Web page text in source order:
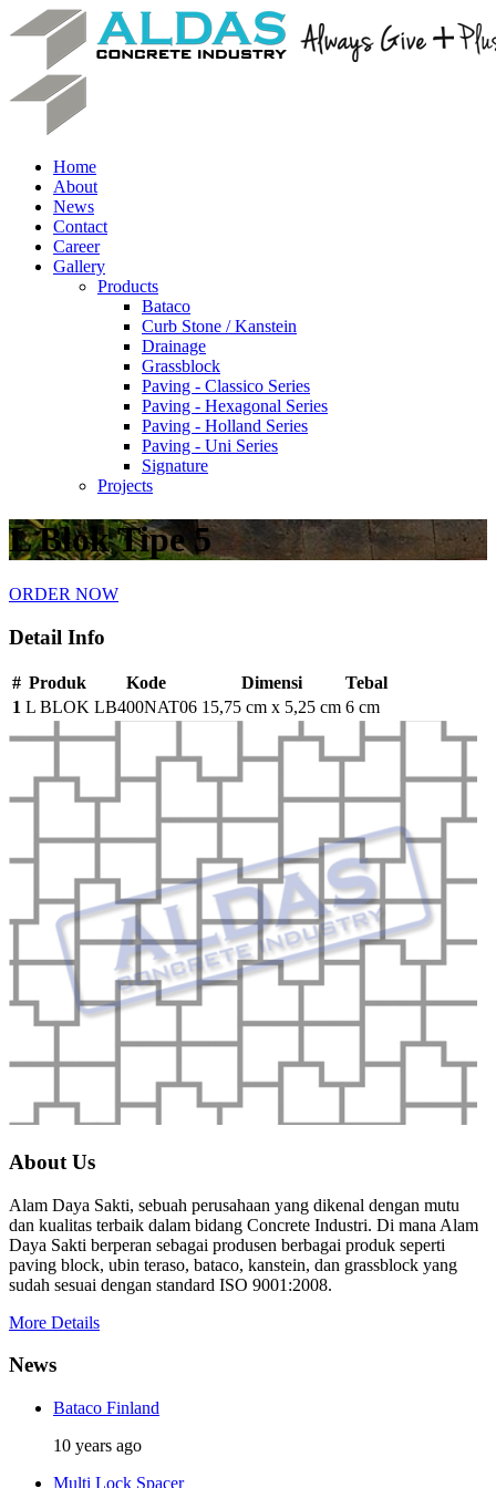
Home
About
News
Contact
Career
Gallery
Products
Bataco
Curb Stone / Kanstein
Drainage
Grassblock
Paving - Classico Series
Paving - Hexagonal Series
Paving - Holland Series
Paving - Uni Series
Signature
Projects
L Blok Tipe 5
ORDER NOW
Detail Info
# Produk Kode Dimensi
Tebal
1 L BLOK LB400NAT06 15,75 cm x 5,25 cm 6 cm
About Us
Alam Daya Sakti, sebuah perusahaan yang dikenal dengan mutu
dan kualitas terbaik dalam bidang Concrete Industri. Di mana Alam
Daya Sakti berperan sebagai produsen berbagai produk seperti
paving block, ubin teraso, bataco, kanstein, dan grassblock yang
sudah sesuai dengan standard ISO 9001:2008.
More Details
News
Bataco Finland
10 years ago
Multi Lock Spacer